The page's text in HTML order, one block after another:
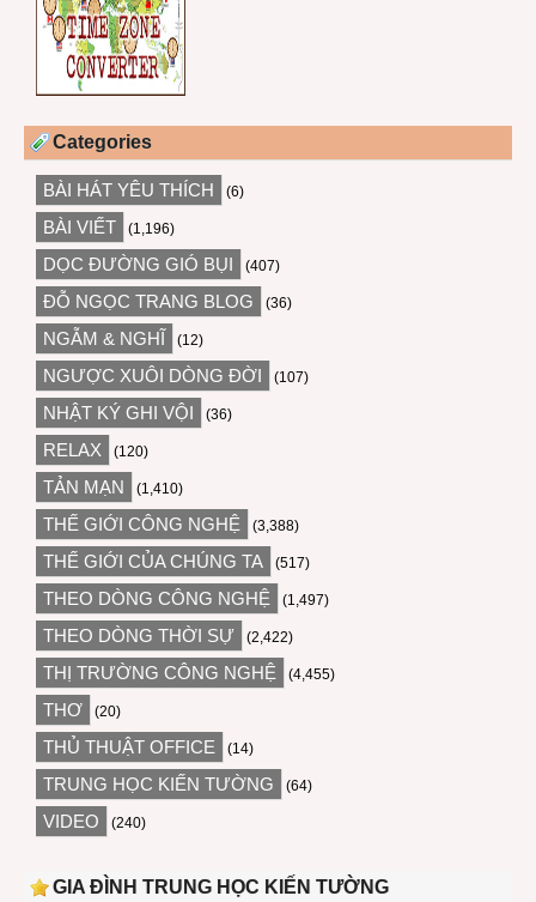
Categories
BÀI HÁT YÊU THÍCH (6)
BÀI VIẾT (1,196)
DỌC ĐƯỜNG GIÓ BỤI (407)
ĐỖ NGỌC TRANG BLOG (36)
NGẪM & NGHĨ (12)
NGƯỢC XUÔI DÒNG ĐỜI (107)
NHẬT KÝ GHI VỘI (36)
RELAX (120)
TẢN MẠN (1,410)
THẾ GIỚI CÔNG NGHỆ (3,388)
THẾ GIỚI CỦA CHÚNG TA (517)
THEO DÒNG CÔNG NGHỆ (1,497)
THEO DÒNG THỜI SỰ (2,422)
THỊ TRƯỜNG CÔNG NGHỆ (4,455)
THƠ (20)
THỦ THUẬT OFFICE (14)
TRUNG HỌC KIẾN TƯỜNG (64)
VIDEO (240)
GIA ĐÌNH TRUNG HỌC KIẾN TƯỜNG